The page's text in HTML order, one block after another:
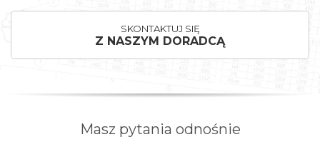
SKONTAKTUJ SIĘ
Z NASZYM DORADCĄ
Masz pytania odnośnie